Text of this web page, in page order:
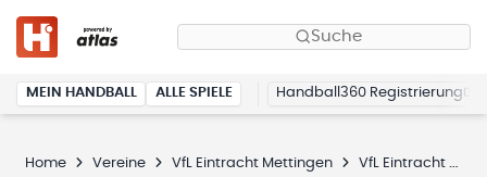
Suche
MEIN HANDBALL ALLE SPIELE Handball360 Registrierung
Home Vereine VfL Eintracht Mettingen VfL Eintracht Mettingen